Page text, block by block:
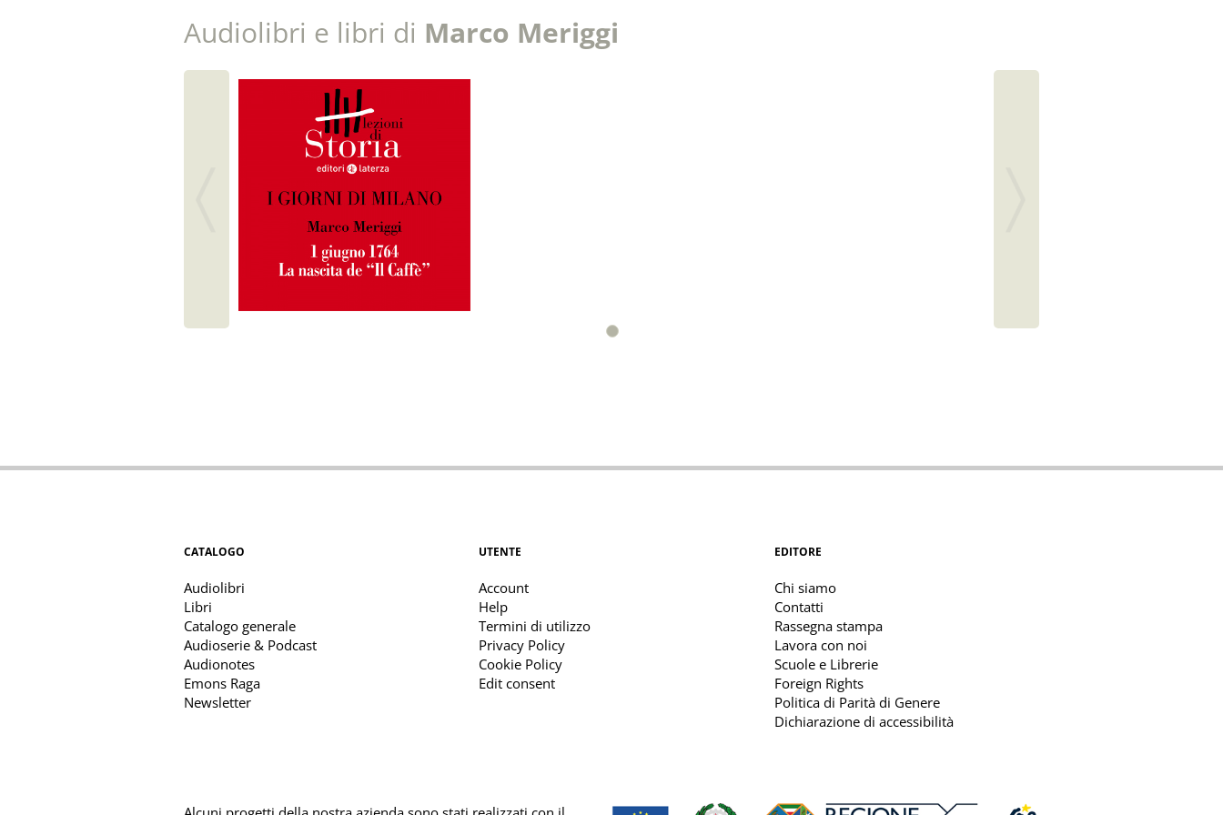
Audiolibri e libri di Marco Meriggi
CATALOGO
Audiolibri
Libri
Catalogo generale
Audioserie & Podcast
Audionotes
Emons Raga
Newsletter
UTENTE
Account
Help
Termini di utilizzo
Privacy Policy
Cookie Policy
Edit consent
EDITORE
Chi siamo
Contatti
Rassegna stampa
Lavora con noi
Scuole e Librerie
Foreign Rights
Politica di Parità di Genere
Dichiarazione di accessibilità